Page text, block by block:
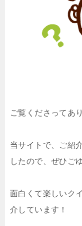
ご覧くださってあ
当サイトで、ご紹
したので、ぜひご
面白くて楽しいク
介しています！